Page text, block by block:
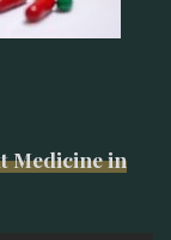
Medicine in